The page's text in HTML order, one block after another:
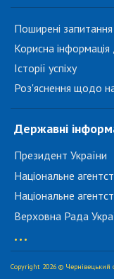
Поширені
Корисна
Історії успіху
Роз'яснення щодо
Державні
Президент України
Національне
Національне
Верховна Рада
...
Copyright 2026 © Чернівецький